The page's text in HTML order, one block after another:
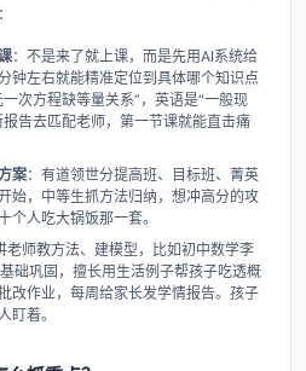
：不是来了就上课，而是先用AI系统给
钟左右就能精准定位到具体哪个知识点
次方程缺等量关系”，英语是“一般现
告去匹配老师，第一节课就能直击痛
案：有道领世分提高班、目标班、菁英
始，中等生抓方法归纳，想冲高分的攻
个人吃大锅饭那一套。
老师教方法、建模型，比如初中数学李
础巩固，擅长用生活例子帮孩子吃透概
改作业，每周给家长发学情报告。孩子
盯着。